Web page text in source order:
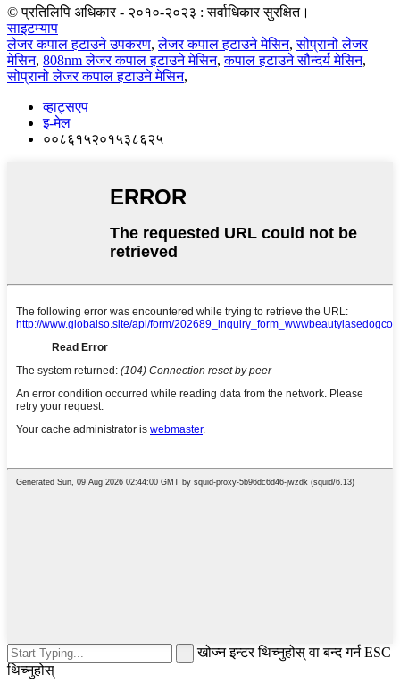
© प्रतिलिपि अधिकार - २०१०-२०२३ : सर्वाधिकार सुरक्षित।
साइटम्याप
लेजर कपाल हटाउने उपकरण,लेजर कपाल हटाउने मेसिन,सोप्रानो लेजर
मेसिन, 808nm लेजर कपाल हटाउने मेसिन,कपाल हटाउने सौन्दर्य मेसिन,
सोप्रानो लेजर कपाल हटाउने मेसिन,
व्हाट्सएप
इ-मेल
००८६१५२०१५३८६२५
खोज्न इन्टर थिच्नुहोस् वा बन्द गर्न ESC
थिच्नुहोस्